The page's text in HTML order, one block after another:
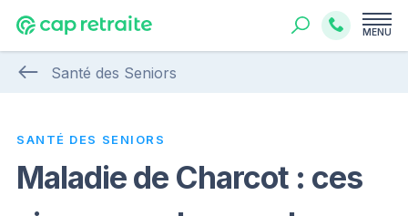
MENU
Santé des Seniors
SANTÉ DES SENIORS
Maladie de Charcot : ces